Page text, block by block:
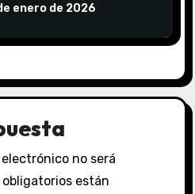
enero de 2026
no será
obligatorios están